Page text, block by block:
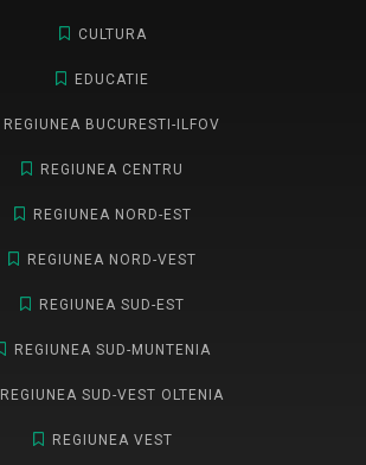
CULTURA
EDUCATIE
REGIUNEA BUCURESTI-ILFOV
REGIUNEA CENTRU
REGIUNEA NORD-EST
REGIUNEA NORD-VEST
REGIUNEA SUD-EST
REGIUNEA SUD-MUNTENIA
REGIUNEA SUD-VEST OLTENIA
REGIUNEA VEST